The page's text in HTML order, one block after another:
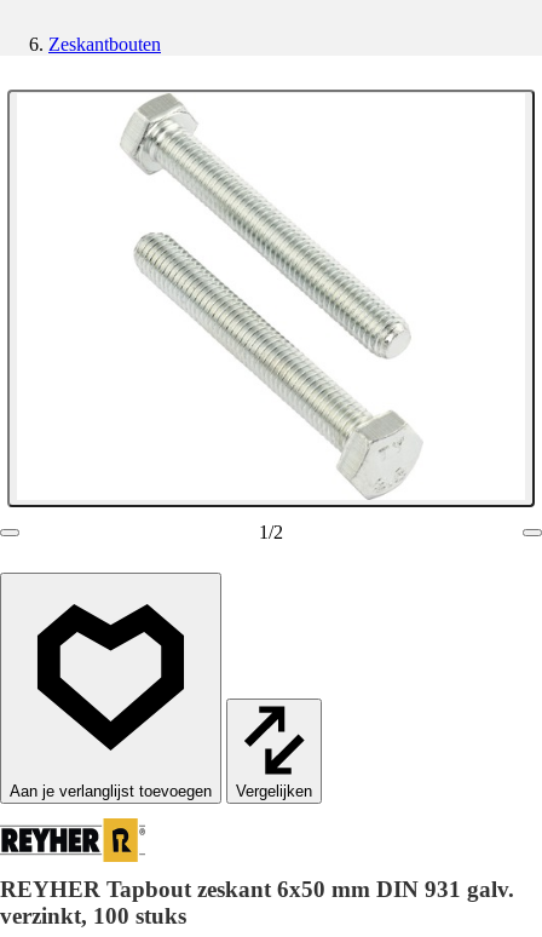
Zeskantbouten
1/2
Vergelijken
REYHER Tapbout zeskant 6x50 mm DIN 931 galv.
verzinkt, 100 stuks